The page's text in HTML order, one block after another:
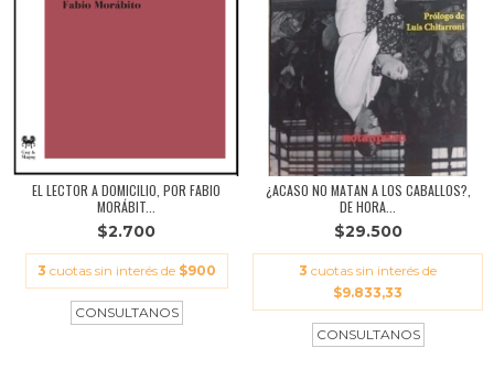
EL LECTOR A DOMICILIO, POR FABIO
MORÁBIT...
$2.700
3 cuotas sin interés de $900
¿ACASO NO MATAN A LOS CABALLOS?,
DE HORA...
$29.500
3 cuotas sin interés de
$9.833,33